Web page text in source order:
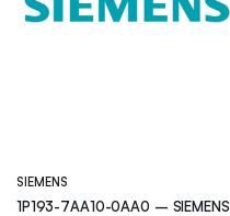
SIEMENS
1P193-7AA10-0AA0 – SIEMENS